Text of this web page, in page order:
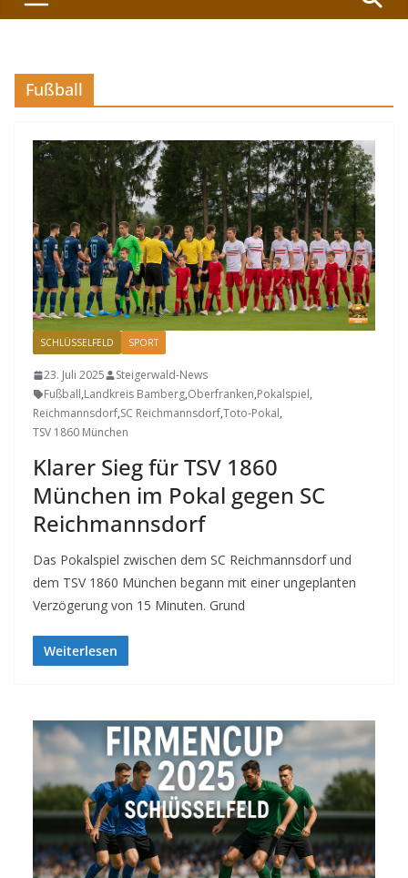
Fußball
SCHLÜSSELFELD SPORT
23. Juli 2025
Steigerwald-News
Fußball,Landkreis Bamberg,Oberfranken,Pokalspiel,
Reichmannsdorf,SC Reichmannsdorf,Toto-Pokal,
TSV 1860 München
Klarer Sieg für TSV 1860
München im Pokal gegen SC
Reichmannsdorf
Das Pokalspiel zwischen dem SC Reichmannsdorf und
dem TSV 1860 München begann mit einer ungeplanten
Verzögerung von 15 Minuten. Grund
Weiterlesen